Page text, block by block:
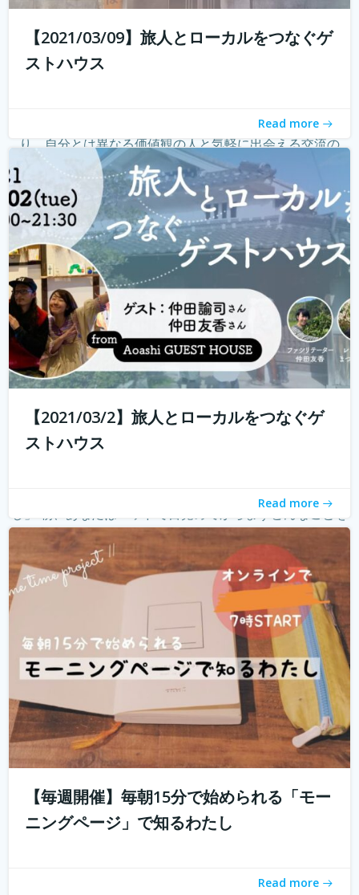
【2021/03/09】旅人とローカルをつなぐゲ
ストハウス
Read more
ゲストハウス。 ローカルな情報が集まる旅先の入り口であ
り、自分とは異なる価値観の人と気軽に出会える交流の
場。 しかし、コロナウィルスの影響で、交流できるゲスト
ハウスに実際に行けることが少なくなり、寂しく感じてい
る旅人もたくさんいらっしゃると...続きを読む
【2021/03/2】旅人とローカルをつなぐゲ
ストハウス
Read more
考えていますか？ 「今日やることってなんだったっけ？」
「とりあえず用事を済ませないと」 起きたときに思い出す
ことのなかでどれくらいが「...続きを読む
【毎週開催】毎朝15分で始められる「モー
ニングページ」で知るわたし
Read more
ちそうが詰まった１箱がおうちに届く。「旅のしおり」も